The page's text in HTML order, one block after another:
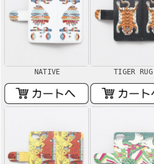
NATIVE TIGER RUG